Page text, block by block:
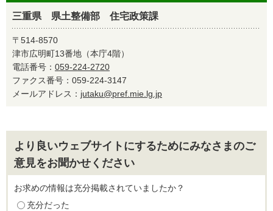
三重県 県土整備部 住宅政策課
〒514-8570
津市広明町13番地（本庁4階）
電話番号： 059-224-2720
ファクス番号：059-224-3147
メールアドレス： jutaku@pref.mie.lg.jp
より良いウェブサイトにするためにみなさまのご
意見をお聞かせください
お求めの情報は充分掲載されていましたか？
充分だった